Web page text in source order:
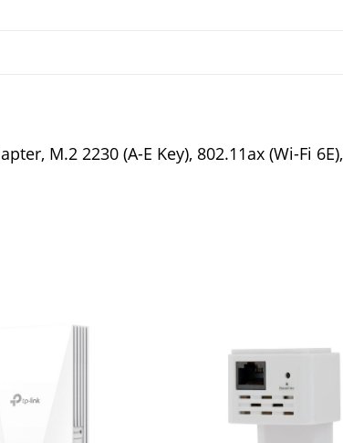
M.2 2230 (A-E Key), 802.11ax (Wi-Fi 6E),